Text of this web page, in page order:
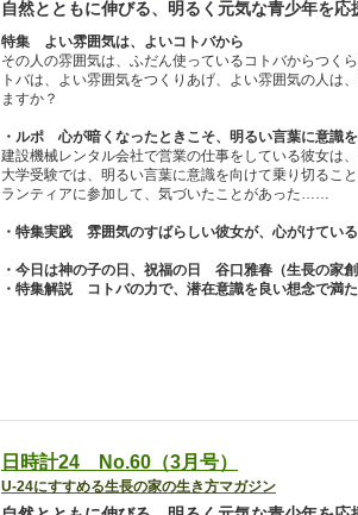
自然とともに伸びる、明るく元気な青少年を応
特集 よい雰囲気は、よいコトバから
その人の雰囲気は、ふだん使っているコトバからつ
トバは、よい雰囲気をつくりあげ、よい雰囲気の人は
ますか？
・ルポ 心が暗くなったときこそ、明るい言葉に意識
建設機械レンタル会社で営業の仕事をしている彼女は
大学受験では、明るい言葉に意識を向けて乗り切るこ
ランティアに参加して、気づいたことがあった……
・特集実践 雰囲気のすばらしい彼女が、心がけてい
・今日は神の子の日、祝福の日 谷口雅春（生長の家創
・特集解説 コトバの力で、潜在意識を良い想念で満
日時計24 No.60（3月号）
U-24にすすめる生長の家の生き方マガジン